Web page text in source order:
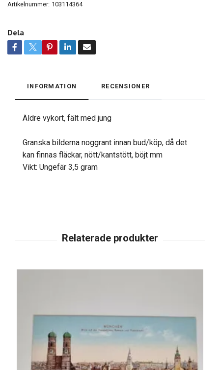
Artikelnummer: 103114364
Dela
INFORMATION RECENSIONER
Äldre vykort, fält med jung
Granska bilderna noggrant innan bud/köp, då det
kan finnas fläckar, nött/kantstött, böjt mm
Vikt: Ungefär 3,5 gram